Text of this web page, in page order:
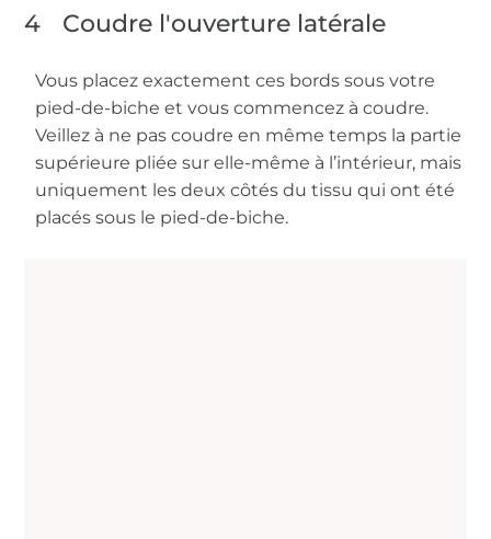
4 Coudre l'ouverture latérale
Vous placez exactement ces bords sous votre
pied-de-biche et vous commencez à coudre.
Veillez à ne pas coudre en même temps la partie
supérieure pliée sur elle-même à l’intérieur, mais
uniquement les deux côtés du tissu qui ont été
placés sous le pied-de-biche.